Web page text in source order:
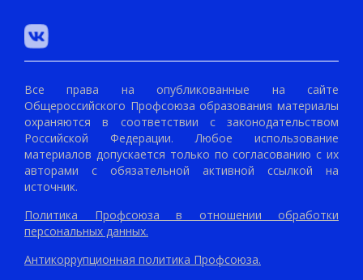
Все права на опубликованные на сайте
Общероссийского Профсоюза образования материалы
охраняются в соответствии с законодательством
Российской Федерации. Любое использование
материалов допускается только по согласованию с их
авторами с обязательной активной ссылкой на
источник.
Политика Профсоюза в отношении обработки
персональных данных.
Антикоррупционная политика Профсоюза.